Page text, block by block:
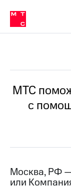
Медиа-центр
и акционерам
Устойчивое
Комплаенс и деловая
Карьера
История
в МТС
Пресс-
релизы
о
МТС
с
Москва, РФ
или